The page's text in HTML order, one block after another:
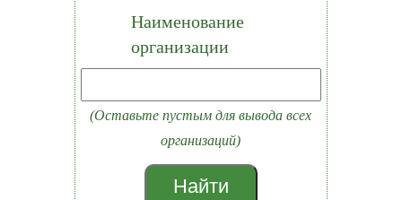
Наименование
организации
(Оставьте пустым для вывода всех
организаций)
Найти